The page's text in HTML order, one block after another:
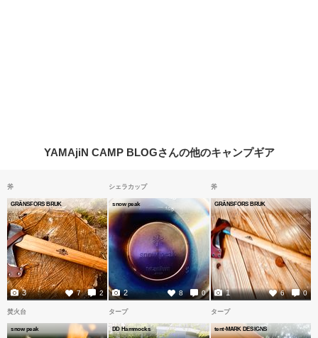
YAMAjiN CAMP BLOGさんの他のキャンプギア
斧
GRÄNSFORS BRUK
7 2
3
シェラカップ
snow peak
8 0
2
斧
GRÄNSFORS BRUK
6 0
1
焚火台
snow peak
タープ
DD Hammocks
タープ
tent-MARK DESIGNS